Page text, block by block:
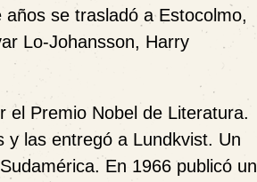
se trasladó a Estocolmo,
Lo-Johansson, Harry
el Premio Nobel de Literatura.
y las entregó a Lundkvist. Un
En 1966 publicó un